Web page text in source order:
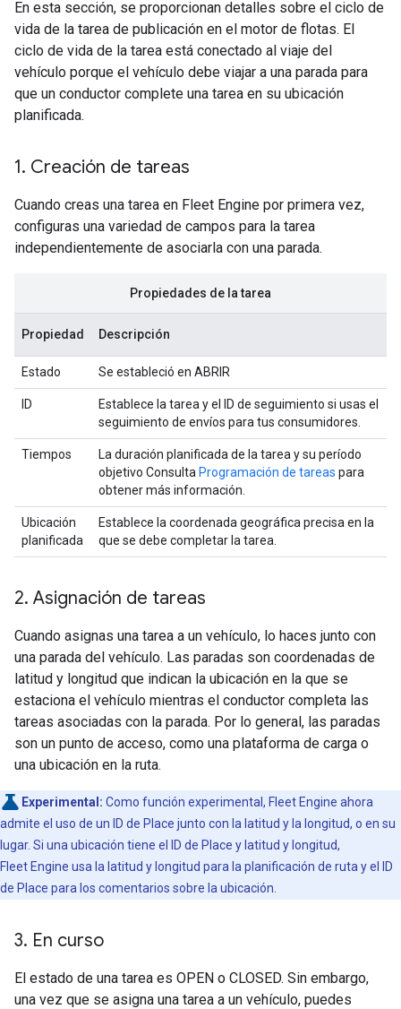
En esta sección, se proporcionan detalles sobre el ciclo de
vida de la tarea de publicación en el motor de flotas. El
ciclo de vida de la tarea está conectado al viaje del
vehículo porque el vehículo debe viajar a una parada para
que un conductor complete una tarea en su ubicación
planificada.
1. Creación de tareas
Cuando creas una tarea en Fleet Engine por primera vez,
configuras una variedad de campos para la tarea
independientemente de asociarla con una parada.
Propiedades de la tarea
Propiedad Descripción
Estado Se estableció en ABRIR
ID
Establece la tarea y el ID de seguimiento si usas el
seguimiento de envíos para tus consumidores.
Tiempos
La duración planificada de la tarea y su período
objetivo Consulta Programación de tareas para
obtener más información.
Ubicación
planificada
Establece la coordenada geográfica precisa en la
que se debe completar la tarea.
2. Asignación de tareas
Cuando asignas una tarea a un vehículo, lo haces junto con
una parada del vehículo. Las paradas son coordenadas de
latitud y longitud que indican la ubicación en la que se
estaciona el vehículo mientras el conductor completa las
tareas asociadas con la parada. Por lo general, las paradas
son un punto de acceso, como una plataforma de carga o
una ubicación en la ruta.
Experimental: Como función experimental, Fleet Engine ahora
admite el uso de un ID de Place junto con la latitud y la longitud, o en su
lugar. Si una ubicación tiene el ID de Place y latitud y longitud,
Fleet Engine usa la latitud y longitud para la planificación de ruta y el ID
de Place para los comentarios sobre la ubicación.
3. En curso
El estado de una tarea es OPEN o CLOSED. Sin embargo,
una vez que se asigna una tarea a un vehículo, puedes